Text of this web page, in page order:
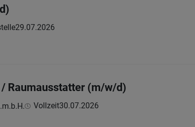
29.07.2026
Raumausstatter (m/w/d)
Vollzeit30.07.2026